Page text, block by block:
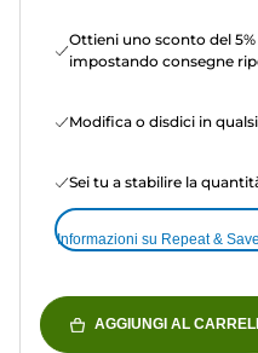
Ottieni uno sconto del
impostando consegne
Modifica o disdici in
Sei tu a stabilire la
Informazioni su Repeat & Save
AGGIUNGI AL